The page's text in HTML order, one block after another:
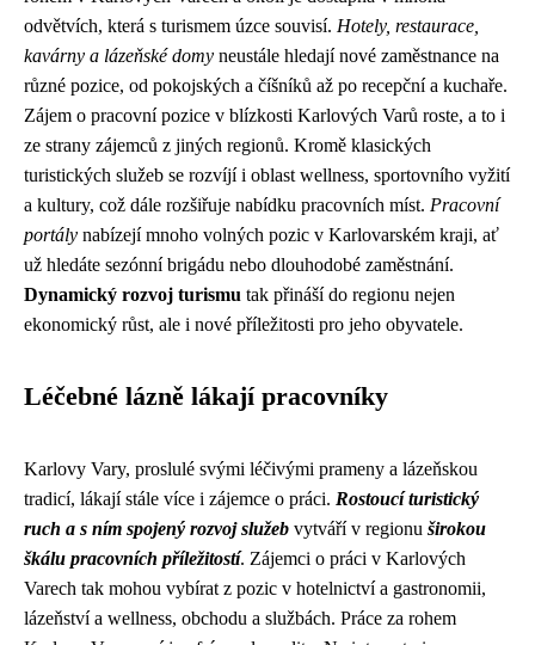
odvětvích, která s turismem úzce souvisí. Hotely, restaurace,
kavárny a lázeňské domy neustále hledají nové zaměstnance na
různé pozice, od pokojských a číšníků až po recepční a kuchaře.
Zájem o pracovní pozice v blízkosti Karlových Varů roste, a to i
ze strany zájemců z jiných regionů. Kromě klasických
turistických služeb se rozvíjí i oblast wellness, sportovního vyžití
a kultury, což dále rozšiřuje nabídku pracovních míst. Pracovní
portály nabízejí mnoho volných pozic v Karlovarském kraji, ať
už hledáte sezónní brigádu nebo dlouhodobé zaměstnání.
Dynamický rozvoj turismu tak přináší do regionu nejen
ekonomický růst, ale i nové příležitosti pro jeho obyvatele.
Léčebné lázně lákají pracovníky
Karlovy Vary, proslulé svými léčivými prameny a lázeňskou
tradicí, lákají stále více i zájemce o práci. Rostoucí turistický
ruch a s ním spojený rozvoj služeb vytváří v regionu širokou
škálu pracovních příležitostí. Zájemci o práci v Karlových
Varech tak mohou vybírat z pozic v hotelnictví a gastronomii,
lázeňství a wellness, obchodu a službách. Práce za rohem